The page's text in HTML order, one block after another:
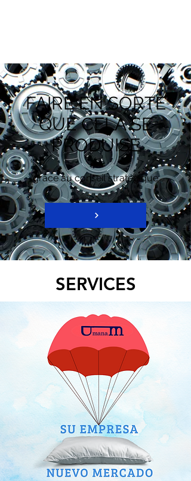
FAIRE EN SORTE
QUE CELA SE
PRODUISE
grâce au conseil stratégique
SERVICES